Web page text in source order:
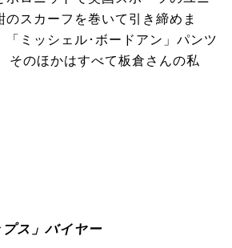
のスカーフを巻いて引き締めま
「ミッシェル･ボードアン」パンツ
のほかはすべて板倉さんの私
プス」バイヤー